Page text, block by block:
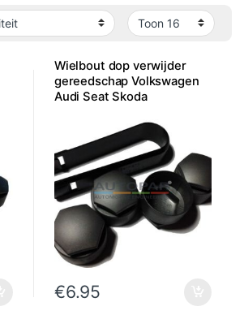
Wielbout dop verwijder
gereedschap Volkswagen
Audi Seat Skoda
€6.95